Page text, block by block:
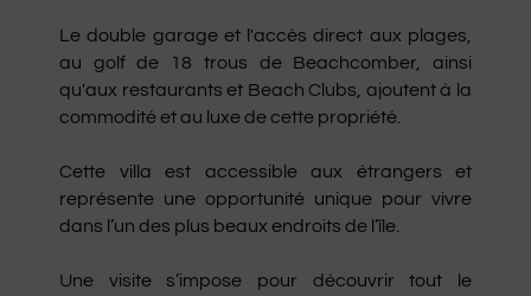
Le double garage et l'accès direct aux plages,
au golf de 18 trous de Beachcomber, ainsi
qu'aux restaurants et Beach Clubs, ajoutent à la
commodité et au luxe de cette propriété.
Cette villa est accessible aux étrangers et
représente une opportunité unique pour vivre
dans l’un des plus beaux endroits de l’île.
Une visite s’impose pour découvrir tout le